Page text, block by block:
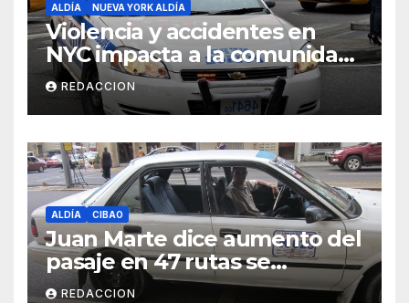
ALDÍA NUEVA YORK ALDÍA
Violencia y accidentes en
NYC impacta a la comunidad
dominicana
REDACCION
ALDÍA CIBAO
Juan Marte dice aumento del
pasaje en 47 rutas se
mantiene
REDACCION